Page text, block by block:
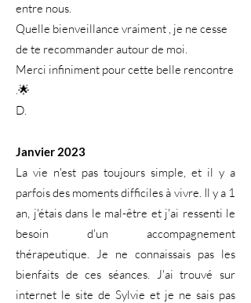
entre nous.
Quelle bienveillance vraiment , je ne cesse
de te recommander autour de moi.
Merci infiniment pour cette belle rencontre
.🌟
D.
Janvier 2023
La vie n'est pas toujours simple, et il y a
parfois des moments difficiles à vivre. Il y a 1
an, j'étais dans le mal-être et j'ai ressenti le
besoin d'un accompagnement
thérapeutique. Je ne connaissais pas les
bienfaits de ces séances. J'ai trouvé sur
internet le site de Sylvie et je ne sais pas